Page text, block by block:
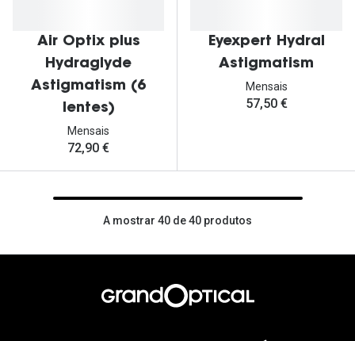
Air Optix plus
Hydraglyde
Astigmatism (6
lentes)
Mensais
72,90 €
Eyexpert Hydral
Astigmatism
Mensais
57,50 €
A mostrar 40 de 40 produtos